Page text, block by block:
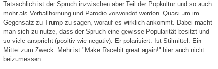
Tatsächlich ist der Spruch inzwischen aber Teil der Popkultur und so auch
mehr als Verballhornung und Parodie verwendet worden. Quasi um im
Gegensatz zu Trump zu sagen, worauf es wirklich ankommt. Dabei macht
man sich zu nutze, dass der Spruch eine gewisse Popularität besitzt und
so viele anspricht (positiv wie negativ). Er polarisiert. Ist Stilmittel. Ein
Mittel zum Zweck. Mehr ist "Make Racebit great again!" hier auch nicht
beizumessen.